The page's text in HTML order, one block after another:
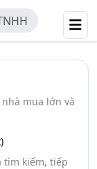
mua lớn và
tìm kiếm, tiếp